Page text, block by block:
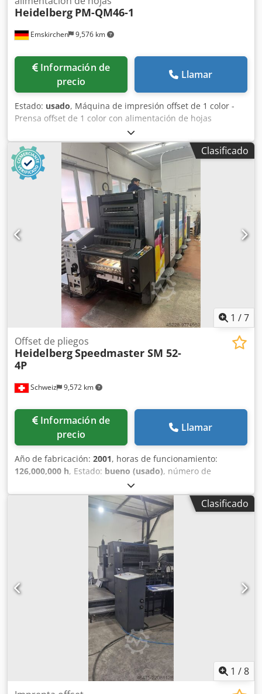
Emskirchen 9,576 km
Heidelberg PM-QM46-1
Información de
precio
Llamar
Estado: usado, Máquina de impresión offset de 1 color -
Prensa offset de 1 color con alimentación de hojas
Heidelberg PM-QM46-1 Año 2005 - Nro. de serie. 965406
Tamaño de hoja mín. 140 mm × 89 mm - máx. 340 x 460
mm Velocidad de impresión máx. 10.000sh/h Espesor 0,04
mm – 0,3 mm Sistema de amortiguación DDS placa de
coche Versión Plus Alimentador de tiras - Alimentador de
tiras Mediprint STR 4.1 polinizadores secos Inspección de
video en línea por WhatsApp - MS Zoom - Telegram En
stock Emskirchen/Nürnberg - Disponible de inmediato - Se
puede probar Dedpev Ak S Rofx Ap Hokr
Clasificado
1 /7
Schweiz 9,572 km
Offset de pliegos
HeidelbergSpeedmaster SM 52-
4P
Información de
precio
Llamar
Año de fabricación: 2001, horas de funcionamiento:
126,000,000 h, Estado: bueno (usado), número de
, Impresión a doble cara y
sencilla 2/2 - 4/0 CPC 1-04: Tecnología de control y
regulación Sistema de humectación de película Alcolor
Cambio semiautomático de planchas Grafix Alphatronic
200: Sistema de aplicación de polvo Enfriamiento y
circulación de Technotrans Sistema automático de lavado
de los rodillos entintadores Sistema de lavado del mantel
de caucho Dedpfx Ajlml Nhjp Hjkr Staticstar Compact:
Equipo antiestático Contador de impresiones: 126
millones.
Clasificado
1 /8